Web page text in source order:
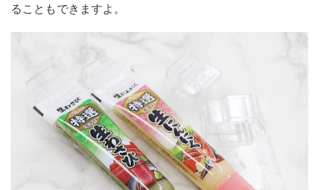
ることもできますよ。